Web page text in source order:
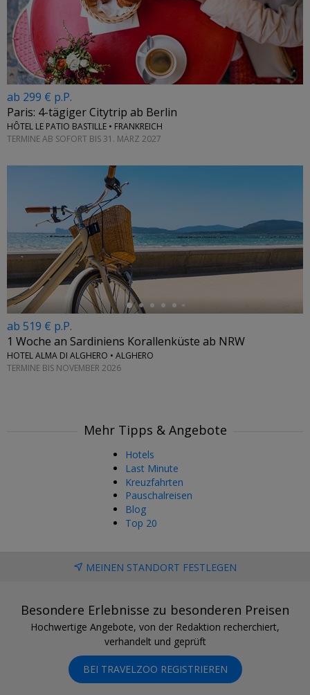
ab 299 € p.P.
Paris: 4-tägiger Citytrip ab Berlin
HÔTEL LE PATIO BASTILLE • FRANKREICH
TERMINE AB SOFORT BIS 31. MÄRZ 2027
←
ab 519 € p.P.
1 Woche an Sardiniens Korallenküste ab NRW
HOTEL ALMA DI ALGHERO • ALGHERO
TERMINE BIS NOVEMBER 2026
Mehr Tipps & Angebote
Hotels
Last Minute
Kreuzfahrten
Pauschalreisen
Blog
Top 20
MEINEN STANDORT FESTLEGEN
Besondere Erlebnisse zu besonderen Preisen
Hochwertige Angebote, von der Redaktion recherchiert,
verhandelt und geprüft
BEI TRAVELZOO REGISTRIEREN